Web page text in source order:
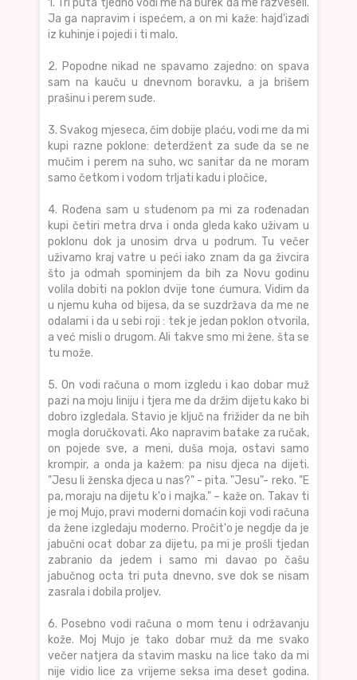
1. Tri puta tjedno vodi me na burek da me razveseli.
Ja ga napravim i ispećem, a on mi kaže: hajd'izađi
iz kuhinje i pojedi i ti malo.
2. Popodne nikad ne spavamo zajedno: on spava
sam na kauču u dnevnom boravku, a ja brišem
prašinu i perem suđe.
3. Svakog mjeseca, čim dobije plaću, vodi me da mi
kupi razne poklone: deterdžent za suđe da se ne
mučim i perem na suho, wc sanitar da ne moram
samo četkom i vodom trljati kadu i pločice,
4. Rođena sam u studenom pa mi za rođenadan
kupi četiri metra drva i onda gleda kako uživam u
poklonu dok ja unosim drva u podrum. Tu večer
uživamo kraj vatre u peći iako znam da ga živcira
što ja odmah spominjem da bih za Novu godinu
volila dobiti na poklon dvije tone ćumura. Vidim da
u njemu kuha od bijesa, da se suzdržava da me ne
odalami i da u sebi roji : tek je jedan poklon otvorila,
a već misli o drugom. Ali takve smo mi žene. šta se
tu može.
5. On vodi računa o mom izgledu i kao dobar muž
pazi na moju liniju i tjera me da držim dijetu kako bi
dobro izgledala. Stavio je ključ na frižider da ne bih
mogla doručkovati. Ako napravim batake za ručak,
on pojede sve, a meni, duša moja, ostavi samo
krompir, a onda ja kažem: pa nisu djeca na dijeti.
"Jesu li ženska djeca u nas?" - pita. "Jesu"- reko. "E
pa, moraju na dijetu k'o i majka." – kaže on. Takav ti
je moj Mujo, pravi moderni domaćin koji vodi računa
da žene izgledaju moderno. Pročit'o je negdje da je
jabučni ocat dobar za dijetu, pa mi je prošli tjedan
zabranio da jedem i samo mi davao po čašu
jabučnog octa tri puta dnevno, sve dok se nisam
zasrala i dobila proljev.
6. Posebno vodi računa o mom tenu i održavanju
kože. Moj Mujo je tako dobar muž da me svako
večer natjera da stavim masku na lice tako da mi
nije vidio lice za vrijeme seksa ima deset godina.